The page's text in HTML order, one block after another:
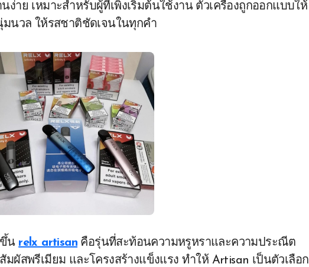
าย เหมาะสำหรับผู้ที่เพิ่งเริ่มต้นใช้งาน ตัวเครื่องถูกออกแบบให้
นวล ให้รสชาติชัดเจนในทุกคำ
น relx artisan คือรุ่นที่สะท้อนความหรูหราและความประณีต
ผัสพรีเมียม และโครงสร้างแข็งแรง ทำให้ Artisan เป็นตัวเลือก